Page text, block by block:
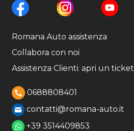
Romana Auto assistenza
Collabora con noi
Assistenza Clienti: apri un ticket
0688808401
contatti@romana-auto.it
+39 3514409853